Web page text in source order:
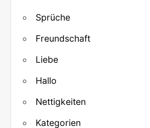
Sprüche
Freundschaft
Liebe
Hallo
Nettigkeiten
Kategorien